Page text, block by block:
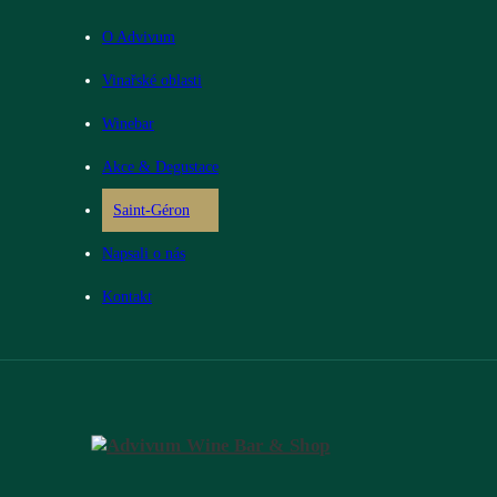
O Advivum
Vinařské oblasti
Winebar
Akce & Degustace
Saint-Géron
Napsali o nás
Kontakt